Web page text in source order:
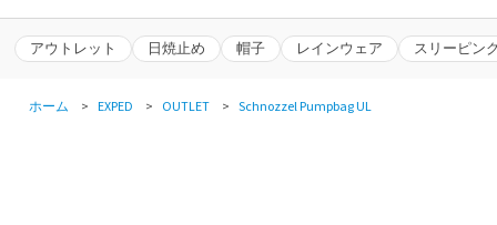
アウトレット 日焼止め 帽子 レインウェア スリーピン
ホーム > EXPED > OUTLET > Schnozzel Pumpbag UL